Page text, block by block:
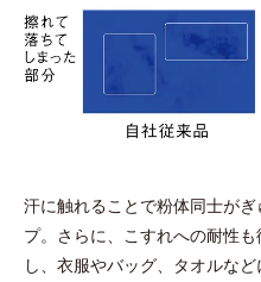
汗に触れることで粉体同士が
プ。さらに、こすれへの耐性
し、衣服やバッグ、タオルな